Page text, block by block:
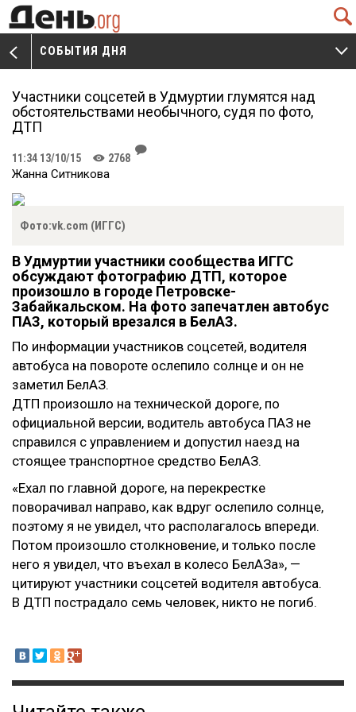
Q
V
СОБЫТИЯ ДНЯ
W
Участники соцсетей в Удмуртии глумятся над
обстоятельствами необычного, судя по фото,
ДТП
11:34 13/10/15 K 2768
J
Жанна Ситникова
Фото:vk.com (ИГГС)
В Удмуртии участники сообщества ИГГС
обсуждают фотографию ДТП, которое
произошло в городе Петровске-
Забайкальском. На фото запечатлен автобус
ПАЗ, который врезался в БелАЗ.
По информации участников соцсетей, водителя
автобуса на повороте ослепило солнце и он не
заметил БелАЗ.
ДТП произошло на технической дороге, по
официальной версии, водитель автобуса ПАЗ не
справился с управлением и допустил наезд на
стоящее транспортное средство БелАЗ.
«Ехал по главной дороге, на перекрестке
поворачивал направо, как вдруг ослепило солнце,
поэтому я не увидел, что располагалось впереди.
Потом произошло столкновение, и только после
него я увидел, что въехал в колесо БелАЗа», —
цитируют участники соцсетей водителя автобуса.
В ДТП пострадало семь человек, никто не погиб.